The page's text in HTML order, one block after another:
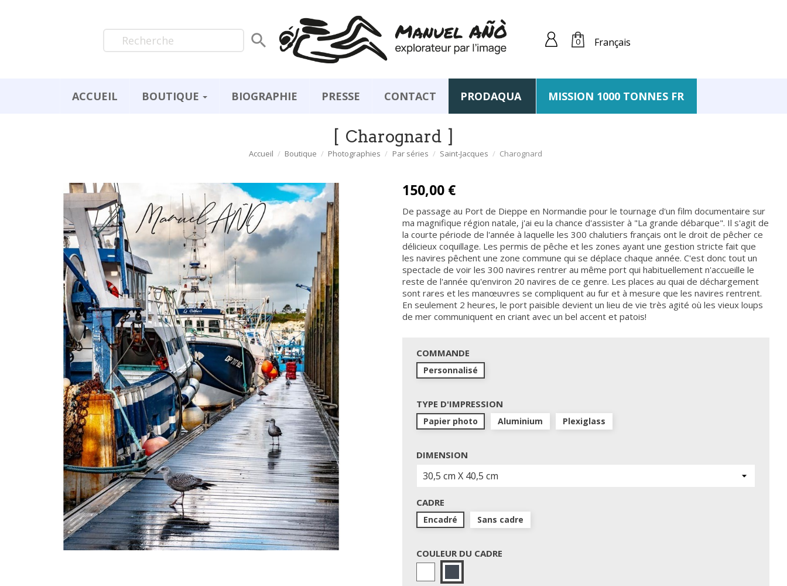
 0 Français
ACCUEIL BOUTIQUE BIOGRAPHIE PRESSE CONTACT PRODAQUA MISSION 1000 TONNES FR
Charognard
Accueil Boutique Photographies Par séries Saint-Jacques Charognard
150,00 €
De passage au Port de Dieppe en Normandie pour le tournage d'un film documentaire sur
ma magnifique région natale, j'ai eu la chance d'assister à "La grande débarque". Il s'agit de
la courte période de l'année à laquelle les 300 chalutiers français ont le droit de pêcher ce
délicieux coquillage. Les permis de pêche et les zones ayant une gestion stricte fait que
les navires pêchent une zone commune qui se déplace chaque année. C'est donc tout un
spectacle de voir les 300 navires rentrer au même port qui habituellement n'accueille le
reste de l'année qu'environ 20 navires de ce genre. Les places au quai de déchargement
sont rares et les manœuvres se compliquent au fur et à mesure que les navires rentrent.
En seulement 2 heures, le port paisible devient un lieu de vie très agité où les vieux loups
de mer communiquent en criant avec un bel accent et patois!
COMMANDE
Personnalisé
TYPE D'IMPRESSION
Papier photo Aluminium Plexiglass
DIMENSION
CADRE
Encadré Sans cadre
COULEUR DU CADRE
Blanc